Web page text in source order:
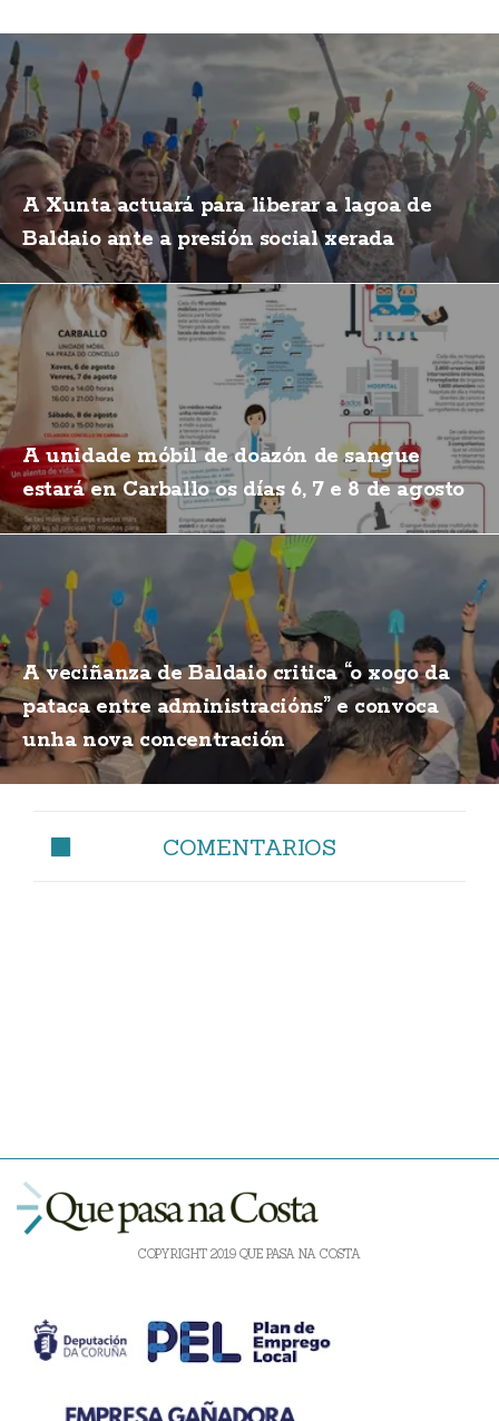
A Xunta actuará para liberar a lagoa de
Baldaio ante a presión social xerada
A unidade móbil de doazón de sangue
estará en Carballo os días 6, 7 e 8 de agosto
A veciñanza de Baldaio critica “o xogo da
pataca entre administracións” e convoca
unha nova concentración
COMENTARIOS
COPYRIGHT 2019 QUE PASA NA COSTA